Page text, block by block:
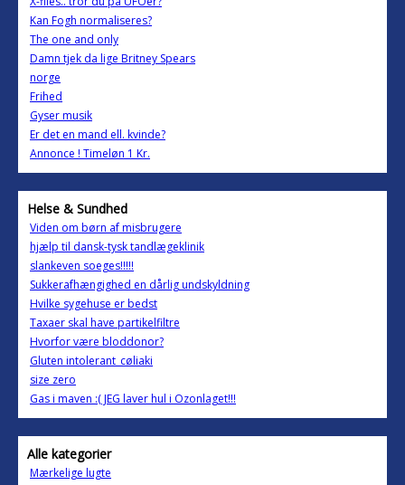
Kan Fogh normaliseres?
The one and only
Damn tjek da lige Britney Spears
norge
Frihed
Gyser musik
Er det en mand ell. kvinde?
Annonce ! Timeløn 1 Kr.
Helse & Sundhed
Viden om børn af misbrugere
hjælp til dansk-tysk tandlægeklinik
slankeven soeges!!!!!
Sukkerafhængighed en dårlig undskyldning
Hvilke sygehuse er bedst
Taxaer skal have partikelfiltre
Hvorfor være bloddonor?
Gluten intolerant_cøliaki
size zero
Gas i maven :( JEG laver hul i Ozonlaget!!!
Alle kategorier
Mærkelige lugte